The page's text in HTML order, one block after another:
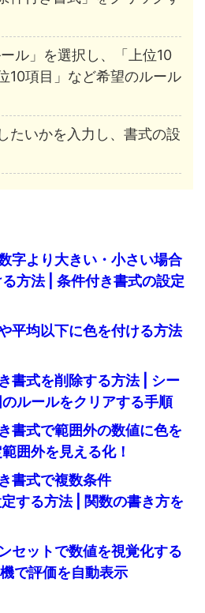
ール」を選択し、「上位10
10項目」など希望のルール
たいかを入力し、書式の設
字より大きい・小さい場合
方法 | 条件付き書式の設定
平均以下に色を付ける方法
書式を削除する方法 | シー
ルールをクリアする手順
書式で範囲外の数値に色を
囲外を見える化！
書式で複数条件
定する方法 | 関数の書き方を
セットで数値を視覚化する
で評価を自動表示